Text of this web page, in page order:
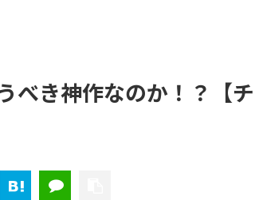
べき神作なのか！？【チ